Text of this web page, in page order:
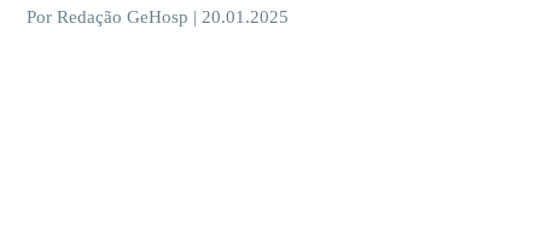
Por Redação GeHosp | 20.01.2025